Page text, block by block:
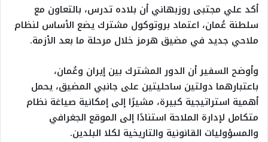
أكد علي مجتبى روزبهاني أن بلاده تدرس، بالتعاون مع
سلطنة عُمان، اعتماد بروتوكول مشترك يضع الأساس لنظام
ملاحي جديد في مضيق هرمز خلال مرحلة ما بعد الأزمة.
وأوضح السفير أن الدور المشترك بين إيران وعُمان،
باعتبارهما دولتين ساحليتين على جانبي المضيق، يحمل
أهمية استراتيجية كبيرة، مشيرًا إلى إمكانية صياغة نظام
متكامل لإدارة الملاحة استنادًا إلى الموقع الجغرافي
والمسؤوليات القانونية والتاريخية لكلا البلدين.